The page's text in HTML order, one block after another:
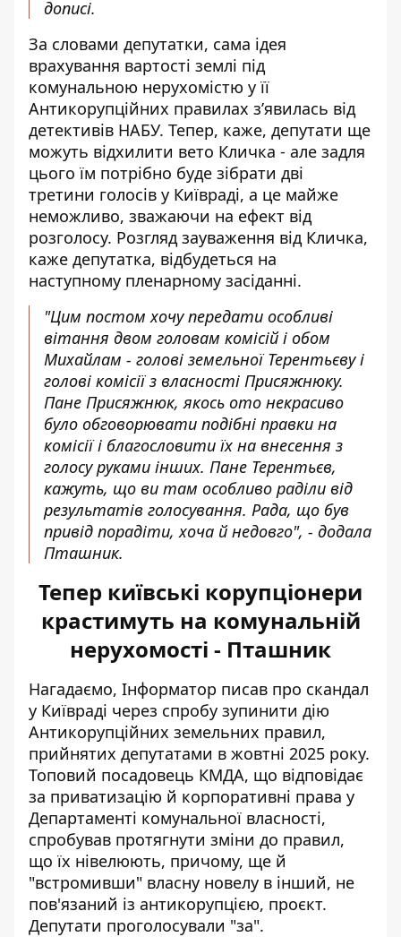
дописі.
За словами депутатки, сама ідея
врахування вартості землі під
комунальною нерухомістю у її
Антикорупційних правилах зʼявилась від
детективів НАБУ. Тепер, каже, депутати ще
можуть відхилити вето Кличка - але задля
цього їм потрібно буде зібрати дві
третини голосів у Київраді, а це майже
неможливо, зважаючи на ефект від
розголосу. Розгляд зауваження від Кличка,
каже депутатка, відбудеться на
наступному пленарному засіданні.
"Цим постом хочу передати особливі
вітання двом головам комісій і обом
Михайлам - голові земельної Терентьєву і
голові комісії з власності Присяжнюку.
Пане Присяжнюк, якось ото некрасиво
було обговорювати подібні правки на
комісії і благословити їх на внесення з
голосу руками інших. Пане Терентьєв,
кажуть, що ви там особливо раділи від
результатів голосування. Рада, що був
привід порадіти, хоча й недовго", - додала
Пташник.
Тепер київські корупціонери
крастимуть на комунальній
нерухомості - Пташник
Нагадаємо, Інформатор писав про скандал
у Київраді через спробу зупинити дію
Антикорупційних земельних правил,
прийнятих депутатами в жовтні 2025 року.
Топовий посадовець КМДА, що відповідає
за приватизацію й корпоративні права у
Департаменті комунальної власності,
спробував протягнути зміни до правил,
що їх нівелюють, причому, ще й
"встромивши" власну новелу в інший, не
пов'язаний із антикорупцією, проєкт.
Депутати проголосували "за".